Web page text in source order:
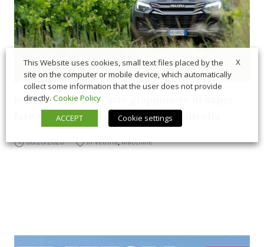
Isuzu D-Max 2.2, l’arte giapponese di saper
fare un pick-up. La prova in Valpolicella
06/26/2026 In Vetrina,Macchine
X
This Website uses cookies, small text files placed by the
site on the computer or mobile device, which automatically
collect some information that the user does not provide
directly. Cookie Policy
ACCEPT
Cookie settings